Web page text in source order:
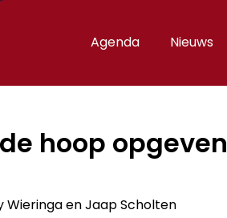
Agenda Nieuws
hoop
en Jaap Scholten